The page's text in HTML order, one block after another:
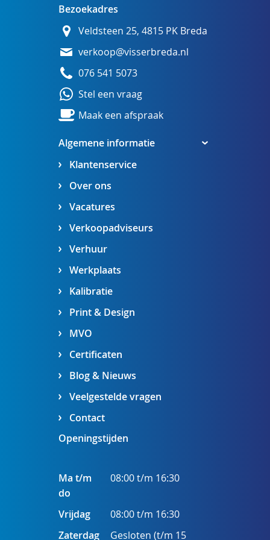
Algemene informatie
Klantenservice
Over ons
Vacatures
Verkoopadviseurs
Verhuur
Werkplaats
Kalibratie
Print & Design
MVO
Certificaten
Blog & Nieuws
Veelgestelde vragen
Contact
Bezoekadres
Veldsteen 25, 4815 PK Breda
verkoop@visserbreda.nl
076 541 5073
Stel een vraag
Maak een afspraak
Openingstijden
Ma t/m
do
08:00 t/m 16:30
Vrijdag
08:00 t/m 16:30
Zaterdag
Gesloten (t/m 15